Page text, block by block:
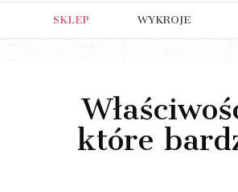
SKLEP WYKROJE
które